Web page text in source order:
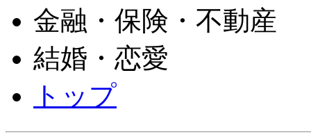
金融・保険・不動産
結婚・恋愛
トップ